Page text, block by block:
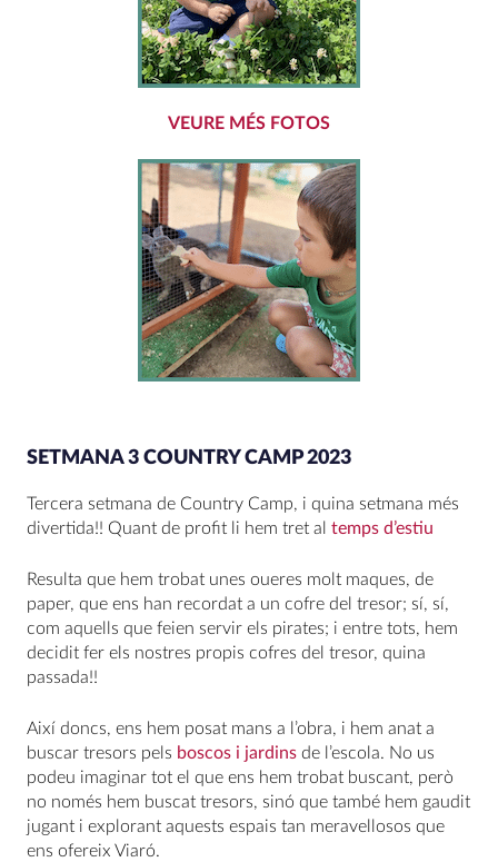
VEURE MÉS FOTOS
SETMANA 3 COUNTRY CAMP 2023
Tercera setmana de Country Camp, i quina setmana més
divertida!! Quant de profit li hem tret al temps d’estiu
Resulta que hem trobat unes oueres molt maques, de
paper, que ens han recordat a un cofre del tresor; sí, sí,
com aquells que feien servir els pirates; i entre tots, hem
decidit fer els nostres propis cofres del tresor, quina
passada!!
Així doncs, ens hem posat mans a l’obra, i hem anat a
buscar tresors pels boscos i jardins de l’escola. No us
podeu imaginar tot el que ens hem trobat buscant, però
no només hem buscat tresors, sinó que també hem gaudit
jugant i explorant aquests espais tan meravellosos que
ens ofereix Viaró.